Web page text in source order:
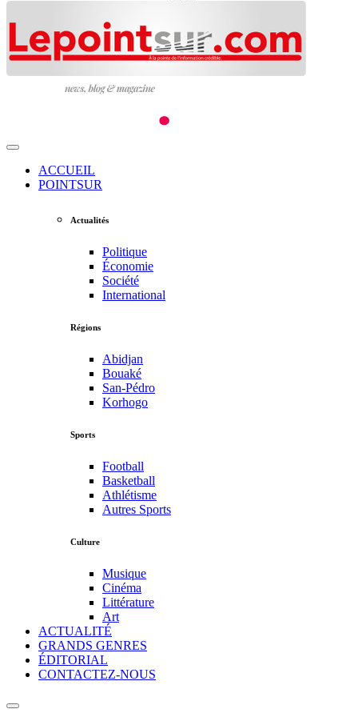
ACCUEIL
POINTSUR
Actualités
Politique
Économie
Société
International
Régions
Abidjan
Bouaké
San-Pédro
Korhogo
Sports
Football
Basketball
Athlétisme
Autres Sports
Culture
Musique
Cinéma
Littérature
Art
ACTUALITÉ
GRANDS GENRES
ÉDITORIAL
CONTACTEZ-NOUS